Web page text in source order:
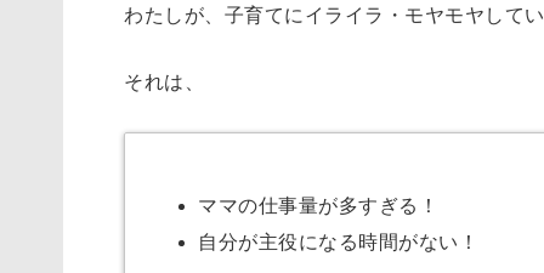
わたしが、子育てにイライラ・モヤモヤしてい
それは、
ママの仕事量が多すぎる！
自分が主役になる時間がない！